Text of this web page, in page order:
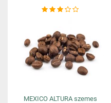
MEXICO ALTURA szemes